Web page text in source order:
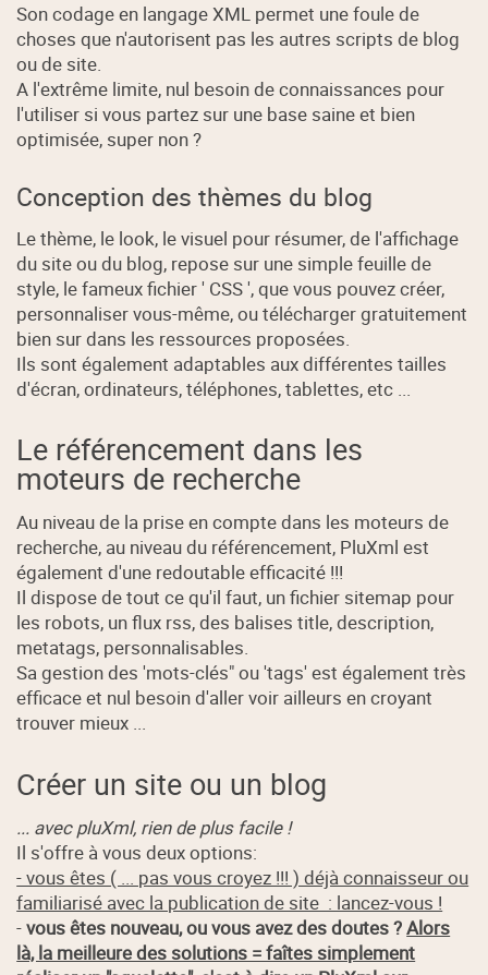
Son codage en langage XML permet une foule de
choses que n'autorisent pas les autres scripts de blog
ou de site.
A l'extrême limite, nul besoin de connaissances pour
l'utiliser si vous partez sur une base saine et bien
optimisée, super non ?
Conception des thèmes du blog
Le thème, le look, le visuel pour résumer, de l'affichage
du site ou du blog, repose sur une simple feuille de
style, le fameux fichier ' CSS ', que vous pouvez créer,
personnaliser vous-même, ou télécharger gratuitement
bien sur dans les ressources proposées.
Ils sont également adaptables aux différentes tailles
d'écran, ordinateurs, téléphones, tablettes, etc ...
Le référencement dans les
moteurs de recherche
Au niveau de la prise en compte dans les moteurs de
recherche, au niveau du référencement, PluXml est
également d'une redoutable efficacité !!!
Il dispose de tout ce qu'il faut, un fichier sitemap pour
les robots, un flux rss, des balises title, description,
metatags, personnalisables.
Sa gestion des 'mots-clés" ou 'tags' est également très
efficace et nul besoin d'aller voir ailleurs en croyant
trouver mieux ...
Créer un site ou un blog
... avec pluXml, rien de plus facile !
Il s'offre à vous deux options:
- vous êtes ( ... pas vous croyez !!! ) déjà connaisseur ou
familiarisé avec la publication de site : lancez-vous !
-vous êtes nouveau, ou vous avez des doutes ?Alors
là, la meilleure des solutions = faîtes simplement